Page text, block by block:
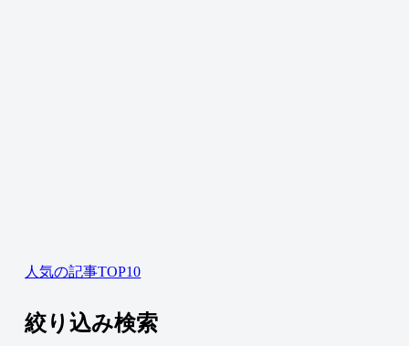
人気の記事TOP10
絞り込み検索